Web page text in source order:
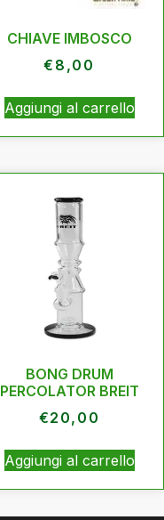
CHIAVE IMBOSCO
€ 8,00
Aggiungi al carrello
BONG DRUM
PERCOLATOR BREIT
€20,00
Aggiungi al carrello